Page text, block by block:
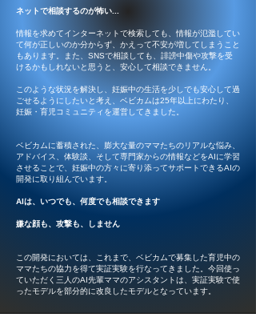
ネットで相談するのが怖い...
情報を求めてインターネットで検索しても、情報が氾濫してい
て何が正しいのか分からず、かえって不安が増してしまうこと
もあります。また、SNSで相談しても、誹謗中傷や攻撃を受
けるかもしれないと思うと、安心して相談できません。​​​
このような状況を解決し、妊娠中の生活を少しでも安心して過
ごせるようにしたいと考え、ベビカムは25年以上にわたり、
妊娠・育児コミュニティを運営してきました。
ベビカムに蓄積された、膨大な量のママたちのリアルな悩み、
アドバイス、体験談、そして専門家からの情報などをAIに学習
させることで、妊娠中の方々に寄り添ってサポートできるAIの
開発に取り組んでいます。
AIは、いつでも、何度でも相談できます
嫌な顔も、攻撃も、しません
この開発においては、これまで、ベビカムで募集した育児中の
ママたちの協力を得て実証実験を行なってきました。今回使っ
ていただく三人のAI先輩ママのアシスタントは、実証実験で使
ったモデルを部分的に改良したモデルとなっています。